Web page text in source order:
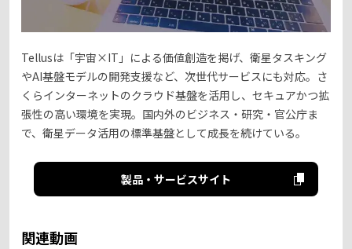
Tellusは「宇宙×IT」による価値創造を掲げ、衛星タスキング
やAI基盤モデルの開発支援など、次世代サービスにも対応。さ
くらインターネットのクラウド基盤を活用し、セキュアかつ拡
張性の高い環境を実現。国内外のビジネス・研究・官公庁ま
で、衛星データ活用の標準基盤として成長を続けている。
製品・サービスサイト
関連動画